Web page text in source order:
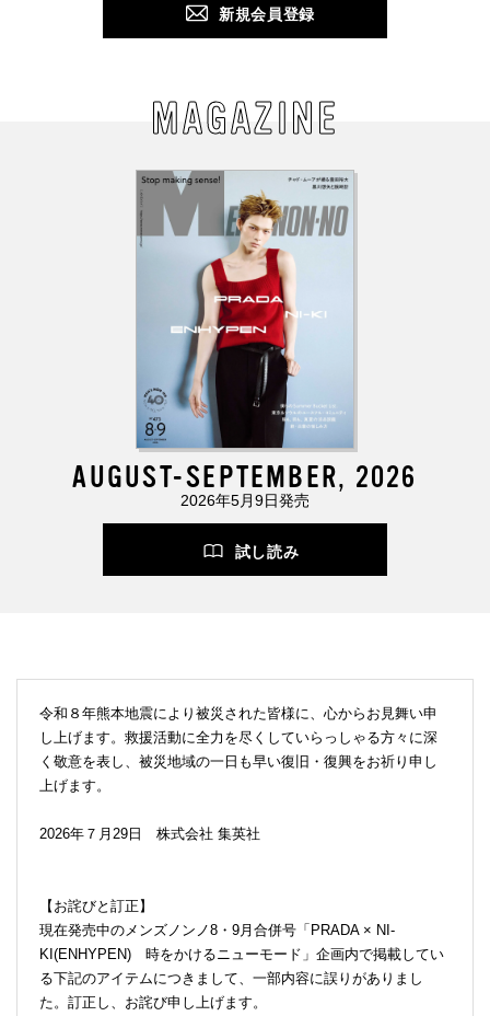
新規会員登録
MAGAZINE
AUGUST-SEPTEMBER, 2026
2026年5月9日発売
試し読み
令和８年熊本地震により被災された皆様に、心からお見舞い申
し上げます。救援活動に全力を尽くしていらっしゃる方々に深
く敬意を表し、被災地域の一日も早い復旧・復興をお祈り申し
上げます。
2026年７月29日 株式会社 集英社
【お詫びと訂正】
現在発売中のメンズノンノ8・9月合併号「PRADA × NI-
KI(ENHYPEN) 時をかけるニューモード」企画内で掲載してい
る下記のアイテムにつきまして、一部内容に誤りがありまし
た。訂正し、お詫び申し上げます。